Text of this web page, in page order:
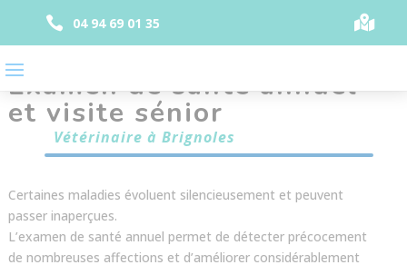
Panneau de gestion des cookies
 04 94 69 01 35 
Examen de santé annuel
et visite sénior
Vétérinaire à Brignoles
Certaines maladies évoluent silencieusement et peuvent
passer inaperçues.
L’examen de santé annuel permet de détecter précocement
de nombreuses affections et d’améliorer considérablement